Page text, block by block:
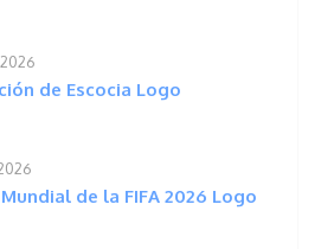
2026
de Escocia Logo
de la FIFA 2026 Logo